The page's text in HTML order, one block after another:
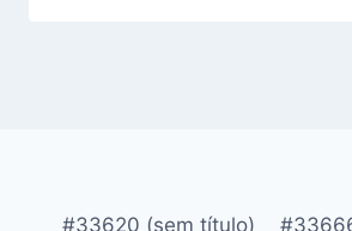
#33620 (sem título)